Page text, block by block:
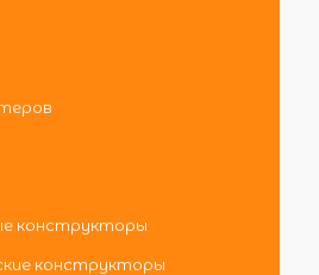
конструкторы
конструкторы